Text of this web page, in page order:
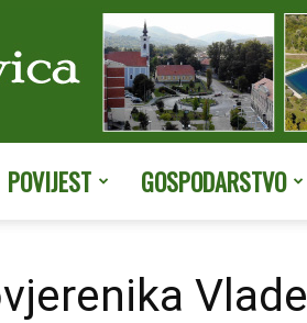
POVIJEST GOSPODARSTVO
Vlade